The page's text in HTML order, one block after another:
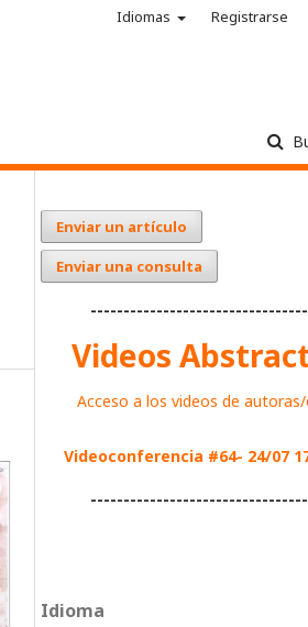
Idiomas Registrarse
Enviar un artículo
Enviar una consulta
---------------------------------
Videos
Acceso a los videos de autoras/
Videoconferencia #64- 24/07
---------------------------------
Idioma